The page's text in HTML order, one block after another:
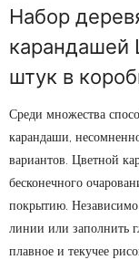
Набор
карандашей
штук в
Среди множества
карандаши,
вариантов. Цветной
бесконечного
покрытию. Независимо
линии или заполнить
плавное и текучее